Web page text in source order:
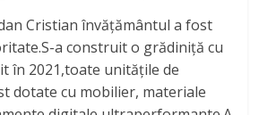
Cristian învățământul a fost
a construit o grădiniță cu
în 2021,toate unitățile de
dotate cu mobilier, materiale